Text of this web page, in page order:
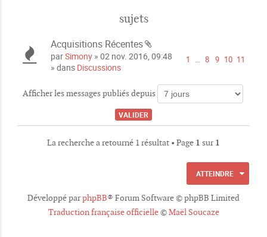
sujets
Acquisitions Récentes
P
e
s
j
i
1 … 8 9 10 11
parSimony » 02 nov. 2016, 09:48
» dans Discussions
Afficher les messages publiés depuis
La recherche a retourné 1 résultat • Page 1 sur1
ATTEINDRE
Développé parphpBB® Forum Software © phpBB Limited
Traduction française officielle©Maël Soucaze